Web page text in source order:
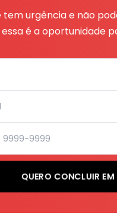
tem urgência e não
é a oportunidade
QUERO CONCLUIR EM